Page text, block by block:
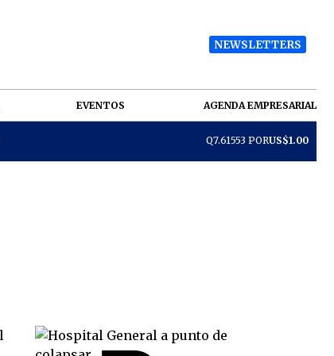
NEWSLETTERS
EVENTOS AGENDA EMPRESARIAL
Q7.61553 PORUS$1.00